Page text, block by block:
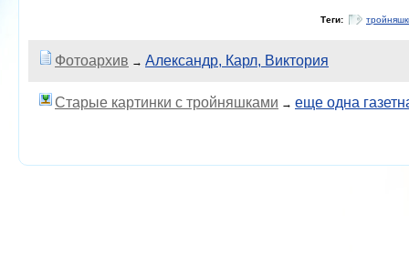
Теги:
Фотоархив → Александр, Карл, Виктория
Старые картинки с тройняшками → еще одна